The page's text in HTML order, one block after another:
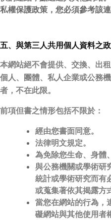
私權保護政策，您必須參考該
五、與第三人共用個人資料之
本網站絕不會提供、交換、出
個人、團體、私人企業或公務
者，不在此限。
前項但書之情形包括不限於：
經由您書面同意。
法律明文規定。
為免除您生命、身體
與公務機關或學術研
統計或學術研究而有
或蒐集著依其揭露方
當您在網站的行為，
礙網站與其他使用者